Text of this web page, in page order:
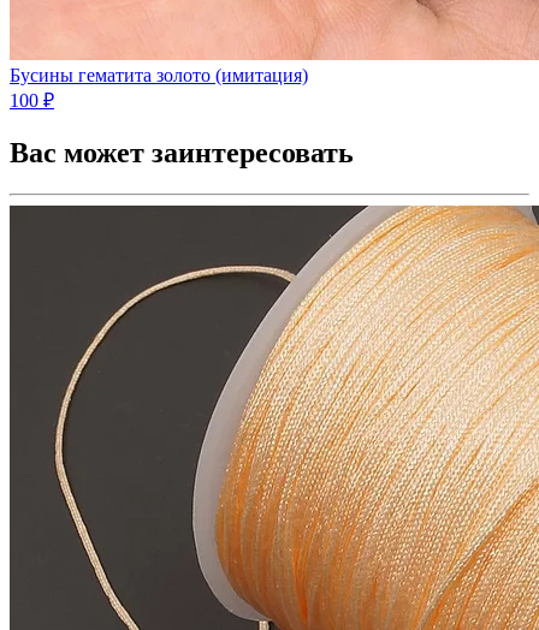
Бусины гематита золото (имитация)
100 ₽
Вас может заинтересовать